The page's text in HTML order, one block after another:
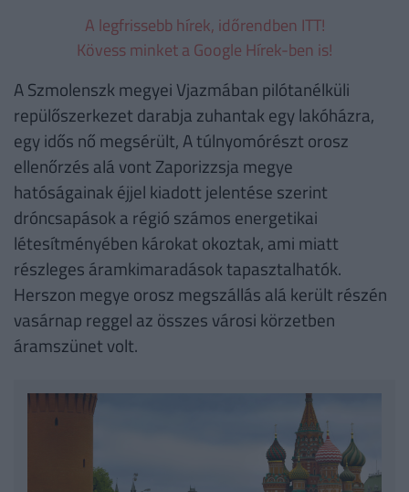
A legfrissebb hírek, időrendben ITT!
Kövess minket a Google Hírek-ben is!
A Szmolenszk megyei Vjazmában pilótanélküli
repülőszerkezet darabja zuhantak egy lakóházra,
egy idős nő megsérült, A túlnyomórészt orosz
ellenőrzés alá vont Zaporizzsja megye
hatóságainak éjjel kiadott jelentése szerint
dróncsapások a régió számos energetikai
létesítményében károkat okoztak, ami miatt
részleges áramkimaradások tapasztalhatók.
Herszon megye orosz megszállás alá került részén
vasárnap reggel az összes városi körzetben
áramszünet volt.